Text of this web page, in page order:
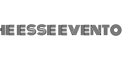
esse evento